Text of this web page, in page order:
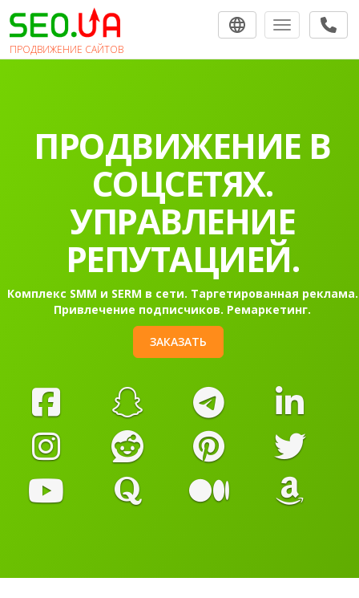
ПРОДВИЖЕНИЕ САЙТОВ
Toggle
ПРОДВИЖЕНИЕ В
СОЦСЕТЯХ.
УПРАВЛЕНИЕ
РЕПУТАЦИЕЙ.
Комплекс SMM и SERM в сети. Таргетированная реклама.
Привлечение подписчиков. Ремаркетинг.
ЗАКАЗАТЬ